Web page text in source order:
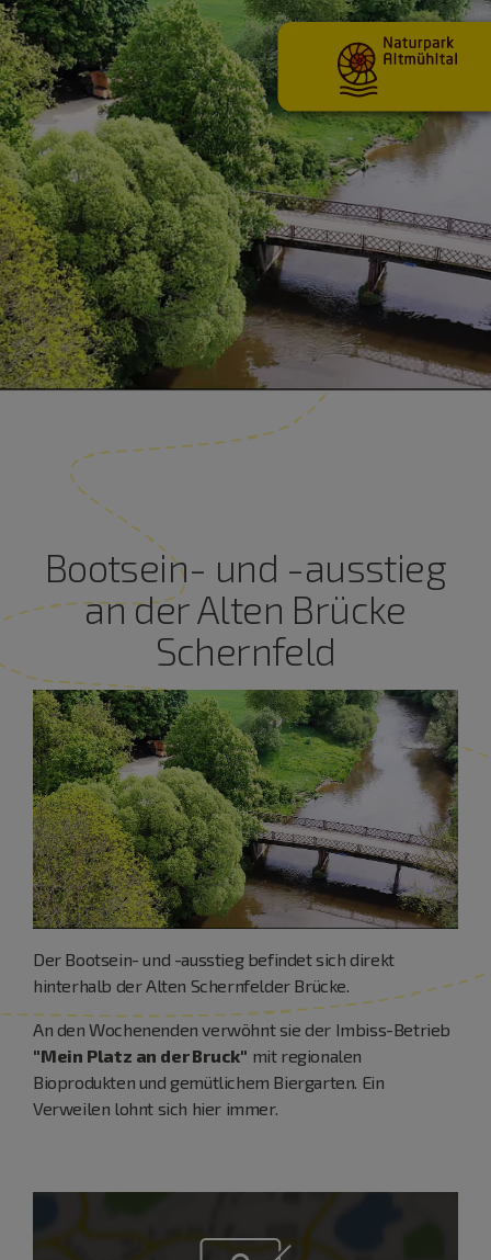
Bootsein- und -ausstieg
an der Alten Brücke
Schernfeld
Der Bootsein- und -ausstieg befindet sich direkt
hinterhalb der Alten Schernfelder Brücke.
An den Wochenenden verwöhnt sie der Imbiss-Betrieb
"Mein Platz an der Bruck" mit regionalen
Bioprodukten und gemütlichem Biergarten. Ein
Verweilen lohnt sich hier immer.